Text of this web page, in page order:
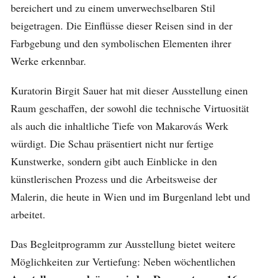
bereichert und zu einem unverwechselbaren Stil
beigetragen. Die Einflüsse dieser Reisen sind in der
Farbgebung und den symbolischen Elementen ihrer
Werke erkennbar.
Kuratorin Birgit Sauer hat mit dieser Ausstellung einen
Raum geschaffen, der sowohl die technische Virtuosität
als auch die inhaltliche Tiefe von Makarovás Werk
würdigt. Die Schau präsentiert nicht nur fertige
Kunstwerke, sondern gibt auch Einblicke in den
künstlerischen Prozess und die Arbeitsweise der
Malerin, die heute in Wien und im Burgenland lebt und
arbeitet.
Das Begleitprogramm zur Ausstellung bietet weitere
Möglichkeiten zur Vertiefung: Neben wöchentlichen